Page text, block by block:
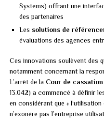
Systems) offrant une
des partenaires
Les solutions de
évaluations des agences
Ces innovations soulèvent des
notamment concernant la
L’arrêt de la Cour de cassation
13.042) a commencé à définir
en considérant que « l’utilisation
n’exonère pas l’entreprise